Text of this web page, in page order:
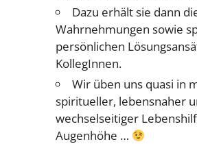
Dazu erhält sie dann
Wahrnehmungen sowie
persönlichen
KollegInnen.
Wir üben uns quasi in
spiritueller, lebensnaher
wechselseitiger
Augenhöhe …